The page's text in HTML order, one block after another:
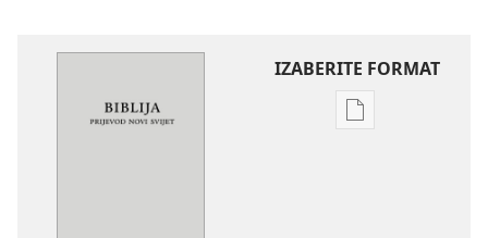
IZABERITE FORMAT
Postavke